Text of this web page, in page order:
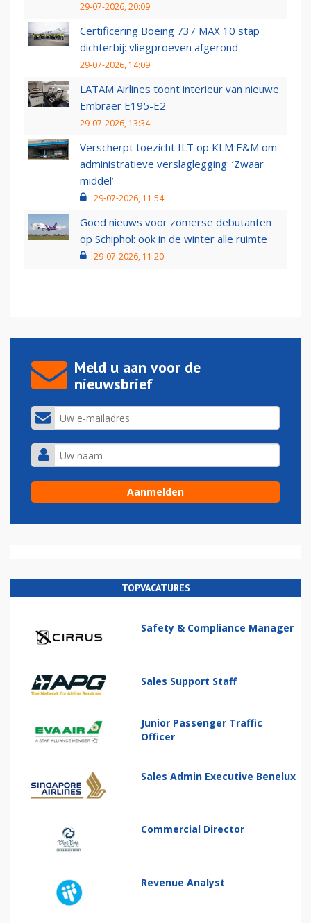
29-07-2026, 20:09
Certificering Boeing 737 MAX 10 stap
dichterbij: vliegproeven afgerond
29-07-2026, 14:09
LATAM Airlines toont interieur van nieuwe
Embraer E195-E2
29-07-2026, 13:34
Verscherpt toezicht ILT op KLM E&M om
administratieve verslaglegging: ‘Zwaar
middel’
29-07-2026, 11:54
Goed nieuws voor zomerse debutanten
op Schiphol: ook in de winter alle ruimte
29-07-2026, 11:20
Meld u aan voor de
nieuwsbrief
TOPVACATURES
Safety & Compliance Manager
Sales Support Staff
Junior Passenger Traffic
Officer
Sales Admin Executive Benelux
Commercial Director
Revenue Analyst